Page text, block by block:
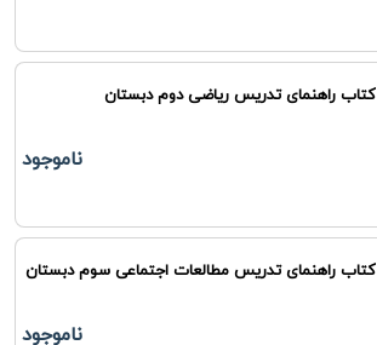
کتاب راهنمای تدریس ریاضی دوم دبستان
ناموجود
کتاب راهنمای تدریس مطالعات اجتماعی سوم دبستان
ناموجود